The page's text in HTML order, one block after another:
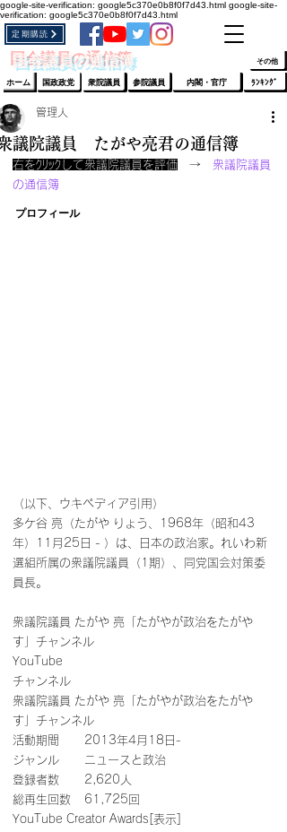
google-site-verification: google5c370e0b8f0f7d43.html google-site-
verification: google5c370e0b8f0f7d43.html
​国会議員の通信簿
定期購読
ホーム 国政政党 衆院議員 参院議員 ﾗﾝｷﾝｸﾞ
内閣・官庁
その他
議院議員 たがや亮君の通信簿
管理人
右をｸﾘｯｸして衆議院議員を評価 → 衆議院議員
の通信簿
プロフィール
（以下、ウキペディア引用）
多ケ谷 亮（たがや りょう、1968年（昭和43
年）11月25日 - ）は、日本の政治家。れいわ新
選組所属の衆議院議員（1期）、同党国会対策委
員長。
衆議院議員 たがや 亮「たがやが政治をたがや
す」チャンネル
YouTube
衆議院議員 たがや 亮「たがやが政治をたがや
す」チャンネル
活動期間	2013年4月18日-
ジャンル	ニュースと政治
登録者数	2,620人
総再生回数	61,725回
YouTube Creator Awards[表示]